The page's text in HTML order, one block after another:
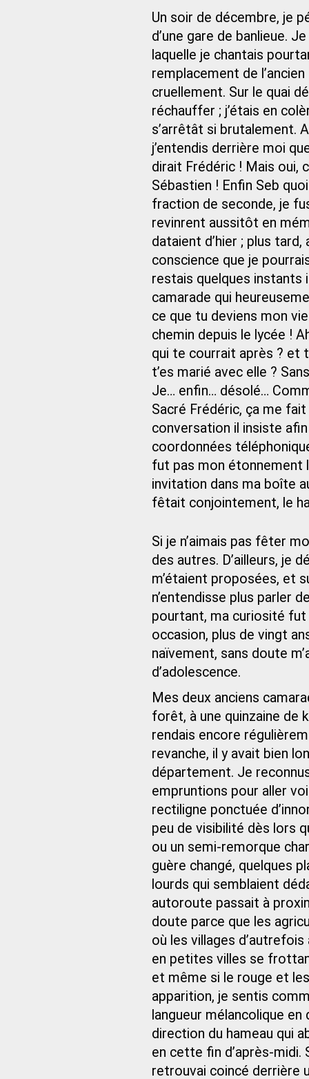
Un soir de décembre, je
d’une gare de banlieue.
laquelle je chantais
remplacement de
cruellement. Sur le quai
réchauffer ; j’étais en
s’arrêtât si brutalement.
j’entendis derrière moi
dirait Frédéric ! Mais oui,
Sébastien ! Enfin Seb
fraction de seconde, je
revinrent aussitôt en
dataient d’hier ; plus
conscience que je
restais quelques instants
camarade qui
ce que tu deviens mon
chemin depuis le lycée !
qui te courrait après ? et
t’es marié avec elle ?
Je… enfin… désolé…
Sacré Frédéric, ça me
conversation il insiste
coordonnées
fut pas mon étonnement
invitation dans ma boîte
fêtait conjointement, le
Si je n’aimais pas fêter
des autres. D’ailleurs, je
m’étaient proposées, et
n’entendisse plus parler
pourtant, ma curiosité
occasion, plus de vingt
naïvement, sans doute
d’adolescence.
Mes deux anciens
forêt, à une quinzaine de
rendais encore
revanche, il y avait bien
département. Je
empruntions pour aller
rectiligne ponctuée
peu de visibilité dès lors
ou un semi‑remorque
guère changé, quelques
lourds qui semblaient
autoroute passait à
doute parce que les
où les villages
en petites villes se
et même si le rouge et
apparition, je sentis
langueur mélancolique
direction du hameau qui
en cette fin d’après-
retrouvai coincé derrière